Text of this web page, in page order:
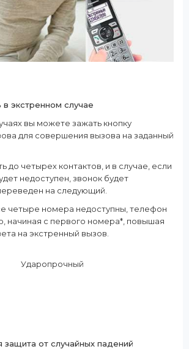
экстренном случае
вы можете зажать кнопку
для совершения вызова на заданный
до четырех контактов, и в случае, если
недоступен, звонок будет
на следующий.
четыре номера недоступны, телефон
начиная с первого номера*, повышая
на экстренный вызов.
Ударопрочный
защита от случайных падений